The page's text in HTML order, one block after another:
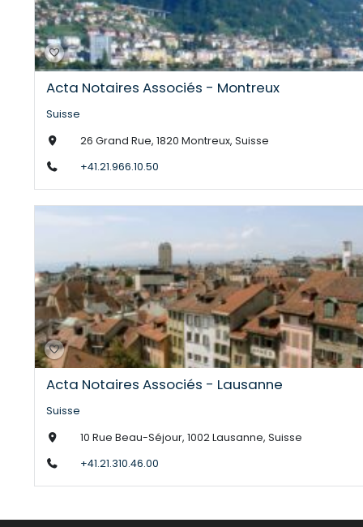
Acta Notaires Associés - Montreux
Suisse
26 Grand Rue, 1820 Montreux, Suisse
+41.21.966.10.50
Acta Notaires Associés - Lausanne
Suisse
10 Rue Beau-Séjour, 1002 Lausanne, Suisse
+41.21.310.46.00